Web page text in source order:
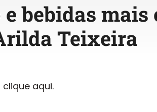
bebidas
Teixeira
clique aqui.